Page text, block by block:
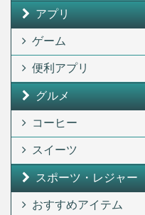
アプリ
ゲーム
便利アプリ
グルメ
コーヒー
スイーツ
スポーツ・レジャー
おすすめアイテム